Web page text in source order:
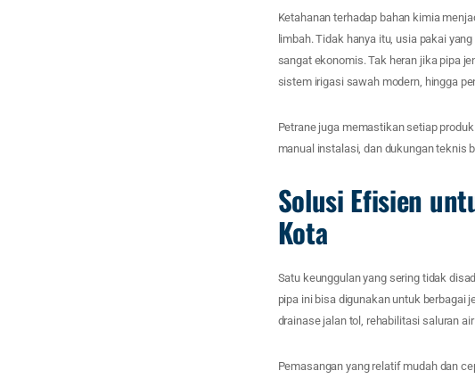
Ketahanan terhadap bahan kimia
limbah. Tidak hanya itu, usia pakai
sangat ekonomis. Tak heran jika pipa
sistem irigasi sawah modern, hingga
Petrane juga memastikan setiap
manual instalasi, dan dukungan teknis
Solusi Efisien
Kota
Satu keunggulan yang sering tidak
pipa ini bisa digunakan untuk berbagai
drainase jalan tol, rehabilitasi saluran
Pemasangan yang relatif mudah dan